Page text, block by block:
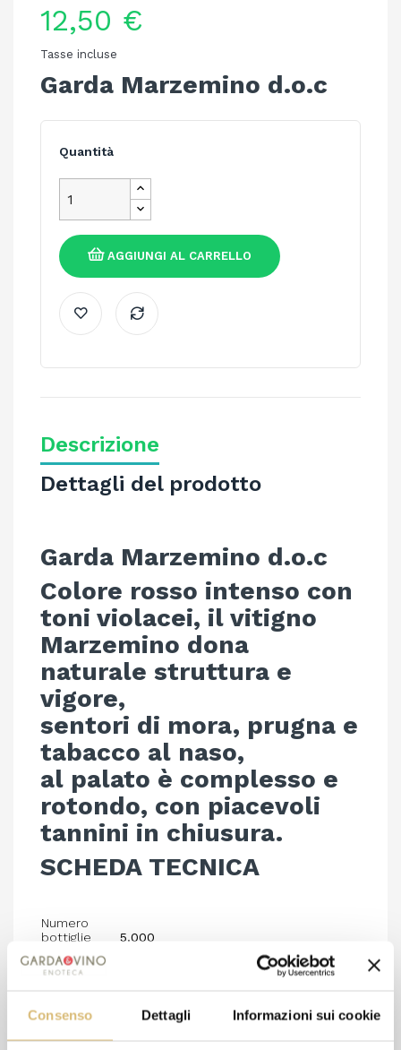
Consenso Dettagli Informazioni sui cookie
12,50 €
Tasse incluse
Garda Marzemino d.o.c
Quantità
AGGIUNGI AL CARRELLO
Descrizione
Dettagli del prodotto
Garda Marzemino d.o.c
Colore rosso intenso con
toni violacei, il vitigno
Marzemino dona
naturale struttura e
vigore,
sentori di mora, prugna e
tabacco al naso,
al palato è complesso e
rotondo, con piacevoli
tannini in chiusura.
SCHEDA TECNICA
Numero
bottiglie
5.000
Varietà
Suolo